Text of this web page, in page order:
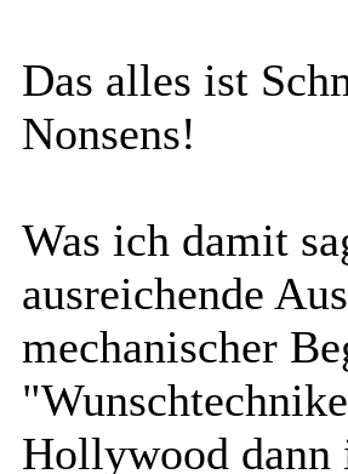
Das alles ist
Nonsens!
Was ich damit
ausreichende
mechanischer
Hollywood dann